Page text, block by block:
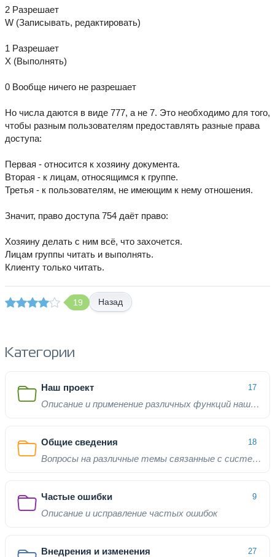
2 Разрешает
W (Записывать, редактировать)
1 Разрешает
X (Выполнять)
0 Вообще ничего не разрешает
Но числа даются в виде 777, а не 7. Это необходимо для того,
чтобы разным пользователям предоставлять разные права
доступа:
Первая - относится к хозяину документа.
Вторая - к лицам, относящимся к группе.
Третья - к пользователям, не имеющим к нему отношения.
Значит, право доступа 754 даёт право:
Хозяину делать с ним всё, что захочется.
Лицам группы читать и выполнять.
Клиенту только читать.
19 Назад
Категории
Наш проект 17
Описание и применение различных функций нашего проекта
Общие сведения 18
Вопросы на различные темы связанные с системой
Частые ошибки 9
Описание и исправление частых ошибок
Внедрения и изменения 27